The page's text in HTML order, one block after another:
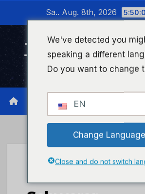
wechseln
Sa.. Aug. 8th, 2026
Timeline Bad
Infonetzwerk für Bad
UNCATEGORIZED
POL-PDNW:
We've detected you
speaking a different
Do you want to change
EN
Change Language
Close and do not switch